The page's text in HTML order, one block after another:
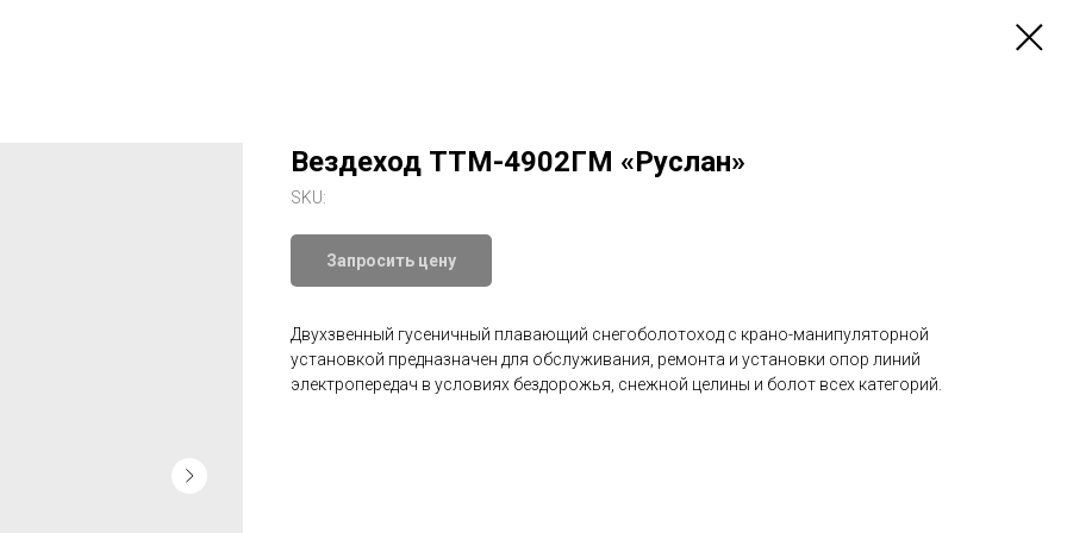
Вездеход ТТМ-4902ГМ «Руслан»
SKU:
Запросить цену
Двухзвенный гусеничный плавающий снегоболотоход с крано-манипуляторной
установкой предназначен для обслуживания, ремонта и установки опор линий
электропередач в условиях бездорожья, снежной целины и болот всех категорий.